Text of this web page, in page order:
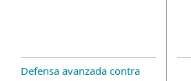
Defensa avanzada contra